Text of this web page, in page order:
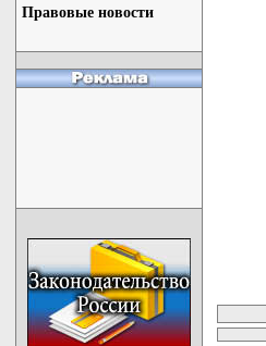
Правовые новости